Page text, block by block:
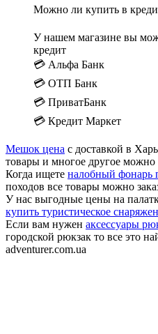
Можно ли купить в
У нашем магазине вы
кредит
💳 Альфа Банк
💳 ОТП
💳 ПриватБанк
💳 Кредит Маркет
Мешок цена с доставкой в
товары и многое другое можно
Когда ищете налобный фонарь
походов все товары можно
У нас выгодные цены на
купить туристическое
Если вам нужен аксессуары
городской рюкзак то все это
adventurer.com.ua